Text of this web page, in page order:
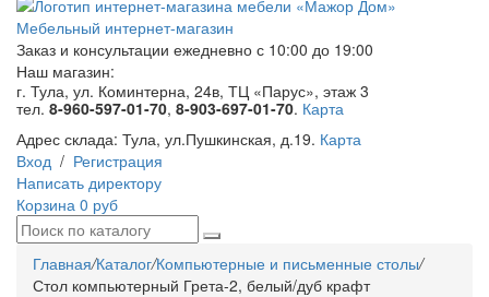
Мебельный интернет-магазин
Заказ и консультации ежедневно с 10:00 до 19:00
Наш магазин:
г. Тула, ул. Коминтерна, 24в, ТЦ «Парус», этаж 3
тел. 8-960-597-01-70, 8-903-697-01-70. Карта
Адрес склада: Тула, ул.Пушкинская, д.19. Карта
Вход / Регистрация
Написать директору
Корзина 0 руб
Главная/Каталог/Компьютерные и письменные столы/
Стол компьютерный Грета-2, белый/дуб крафт